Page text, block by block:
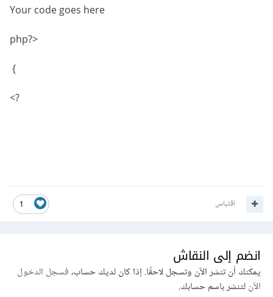
<?php
}
?>
1 اقتباس
انضم إلى النقاش
يمكنك أن تنشر الآن وتسجل لاحقًا. إذا كان لديك حساب،فسجل الدخول
الآنلتنشر باسم حسابك.